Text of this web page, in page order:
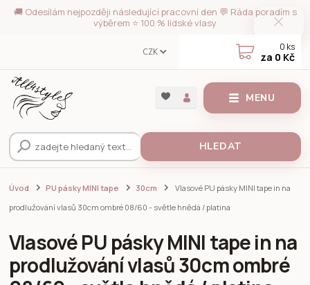
🚚 Odesílám nejpozději následující pracovní den 💬 Ráda poradím s
výběrem ⭐ 100 % lidské vlasy
MENU
CZK
HLEDAT
0 ks
za 0 Kč
Úvod PU pásky MINI tape 30cm
Vlasové PU pásky MINI tape in na
prodlužování vlasů 30cm ombré 08/60 - světle hnědá / platina
Vlasové PU pásky MINI tape in na
prodlužování vlasů 30cm ombré